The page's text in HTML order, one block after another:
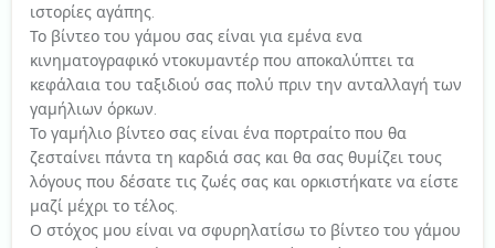
ιστορίες αγάπης.
Το βίντεο του γάμου σας είναι για εμένα ενα
κινηματογραφικό ντοκυμαντέρ που αποκαλύπτει τα
κεφάλαια του ταξιδιού σας πολύ πριν την ανταλλαγή των
γαμήλιων όρκων.
Το γαμήλιο βίντεο σας είναι ένα πορτραίτο που θα
ζεσταίνει πάντα τη καρδιά σας και θα σας θυμίζει τους
λόγους που δέσατε τις ζωές σας και ορκιστήκατε να είστε
μαζί μέχρι το τέλος.
Ο στόχος μου είναι να σφυρηλατίσω το βίντεο του γάμου